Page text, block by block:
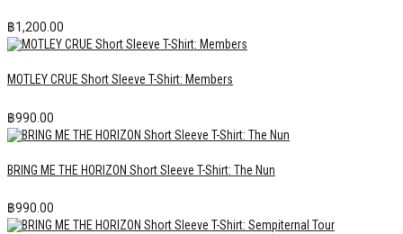
฿1,200.00
MOTLEY CRUE Short Sleeve T-Shirt: Members
฿990.00
BRING ME THE HORIZON Short Sleeve T-Shirt: The Nun
฿990.00